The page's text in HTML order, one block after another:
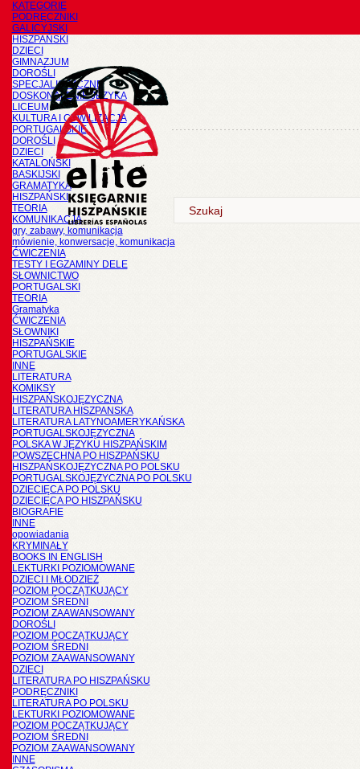
KATEGORIE
PODRĘCZNIKI
GALICYJSKI
HISZPAŃSKI
DZIECI
GIMNAZJUM
DOROŚLI
SPECJALISTYCZNE
DOSKONALENIE JĘZYKA
LICEUM
KULTURA I CYWILIZACJA
PORTUGALSKIE
DOROŚLI
DZIECI
KATALOŃSKI
BASKIJSKI
GRAMATYKA
HISZPAŃSKI
TEORIA
KOMUNIKACJA
gry, zabawy, komunikacja
mówienie, konwersacje, komunikacja
ĆWICZENIA
TESTY I EGZAMINY DELE
SŁOWNICTWO
PORTUGALSKI
TEORIA
Gramatyka
ĆWICZENIA
SŁOWNIKI
HISZPAŃSKIE
PORTUGALSKIE
INNE
LITERATURA
KOMIKSY
HISZPAŃSKOJĘZYCZNA
LITERATURA HISZPANSKA
LITERATURA LATYNOAMERYKAŃSKA
PORTUGALSKOJĘZYCZNA
POLSKA W JĘZYKU HISZPAŃSKIM
POWSZECHNA PO HISZPAŃSKU
HISZPAŃSKOJĘZYCZNA PO POLSKU
PORTUGALSKOJĘZYCZNA PO POLSKU
DZIECIĘCA PO POLSKU
DZIECIĘCA PO HISZPAŃSKU
BIOGRAFIE
INNE
opowiadania
KRYMINAŁY
BOOKS IN ENGLISH
LEKTURKI POZIOMOWANE
DZIECI I MŁODZIEŻ
POZIOM POCZĄTKUJĄCY
POZIOM ŚREDNI
POZIOM ZAAWANSOWANY
DOROŚLI
POZIOM POCZĄTKUJĄCY
POZIOM ŚREDNI
POZIOM ZAAWANSOWANY
DZIECI
LITERATURA PO HISZPAŃSKU
PODRĘCZNIKI
LITERATURA PO POLSKU
LEKTURKI POZIOMOWANE
POZIOM POCZĄTKUJĄCY
POZIOM ŚREDNI
POZIOM ZAAWANSOWANY
INNE